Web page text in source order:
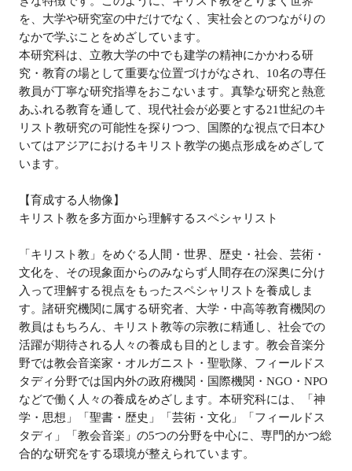
を、大学や研究室の中だけでなく、実社会とのつながりの
なかで学ぶことをめざしています。
本研究科は、立教大学の中でも建学の精神にかかわる研
究・教育の場として重要な位置づけがなされ、10名の専任
教員が丁寧な研究指導をおこないます。真摯な研究と熱意
あふれる教育を通して、現代社会が必要とする21世紀のキ
リスト教研究の可能性を探りつつ、国際的な視点で日本ひ
いてはアジアにおけるキリスト教学の拠点形成をめざして
います。
【育成する人物像】
キリスト教を多方面から理解するスペシャリスト
「キリスト教」をめぐる人間・世界、歴史・社会、芸術・
文化を、その現象面からのみならず人間存在の深奥に分け
入って理解する視点をもったスペシャリストを養成しま
す。諸研究機関に属する研究者、大学・中高等教育機関の
教員はもちろん、キリスト教等の宗教に精通し、社会での
活躍が期待される人々の養成も目的とします。教会音楽分
野では教会音楽家・オルガニスト・聖歌隊、フィールドス
タディ分野では国内外の政府機関・国際機関・NGO・NPO
などで働く人々の養成をめざします。本研究科には、「神
学・思想」「聖書・歴史」「芸術・文化」「フィールドス
タディ」「教会音楽」の5つの分野を中心に、専門的かつ総
合的な研究をする環境が整えられています。